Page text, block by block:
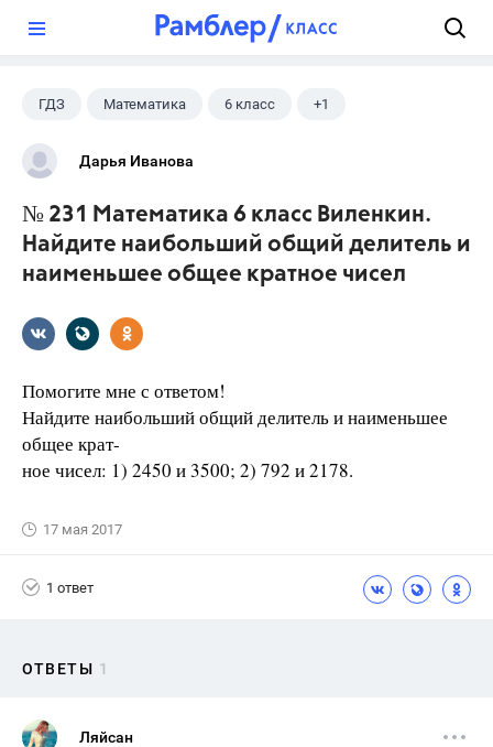
ГДЗ Математика 6 класс +1
Виленкин Н.Я.
Дарья Иванова
№ 231 Математика 6 класс Виленкин.
Найдите наибольший общий делитель и
наименьшее общее кратное чисел
Помогите мне с ответом!
Найдите наибольший общий делитель и наименьшее
общее крат-
ное чисел: 1) 2450 и 3500; 2) 792 и 2178.
17 мая 2017
1 ответ
ОТВЕТЫ 1
Ляйсан